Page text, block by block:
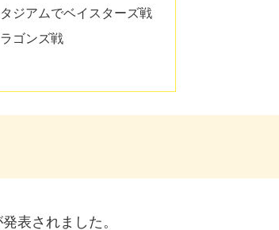
ジアムでベイスターズ戦
ゴンズ戦
表されました。